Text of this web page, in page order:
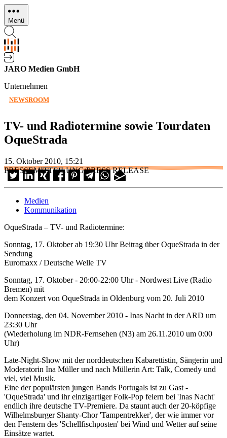
Direkt
zum
Inhalt
Menü
JARO Medien GmbH
Unternehmen
NEWSROOM
TV- und Radiotermine sowie Tourdaten
OqueStrada
15. Oktober 2010, 15:21
PRESSEMITTEILUNG/PRESS RELEASE
Medien
Kommunikation
OqueStrada – TV- und Radiotermine:
Sonntag, 17. Oktober ab 19:30 Uhr Beitrag über OqueStrada in der
Sendung
Euromaxx / Deutsche Welle TV
Sonntag, 17. Oktober - 20:00-22:00 Uhr - Nordwest Live (Radio
Bremen) mit
dem Konzert von OqueStrada in Oldenburg vom 20. Juli 2010
Donnerstag, den 04. November 2010 - Inas Nacht in der ARD um
23:30 Uhr
(Wiederholung im NDR-Fernsehen (N3) am 26.11.2010 um 0:00
Uhr)
Late-Night-Show mit der norddeutschen Kabarettistin, Sängerin und
Moderatorin Ina Müller und nach Müllerin Art: Talk, Comedy und
viel, viel Musik.
Eine der populärsten jungen Bands Portugals ist zu Gast -
'OqueStrada' und ihr einzigartiger Folk-Pop feiern bei 'Inas Nacht'
endlich ihre deutsche TV-Premiere. Da staunt auch der 20-köpfige
Wilhelmsburger Shanty-Chor 'Tampentrekker', der wie immer vor
den Fenstern des 'Schellfischposten' bei Wind und Wetter auf seine
Einsätze wartet.